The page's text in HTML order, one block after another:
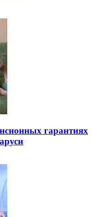
гарантиях